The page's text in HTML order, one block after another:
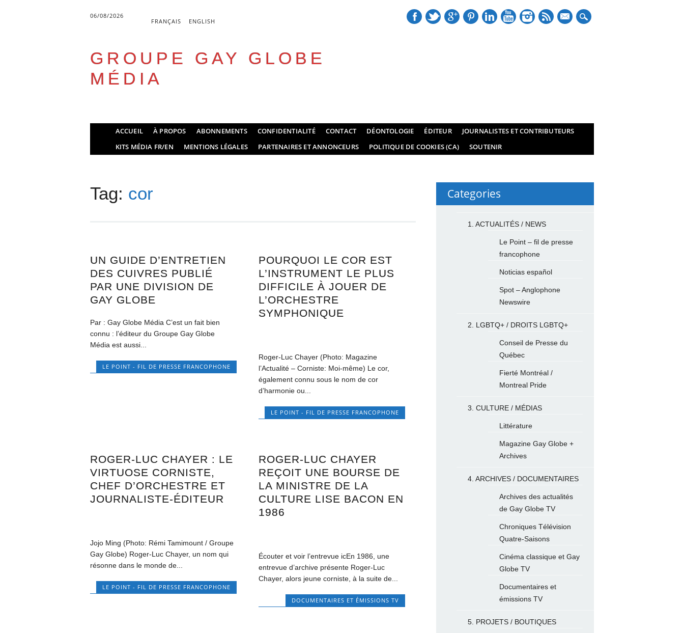
06/08/2026
FRANÇAIS ENGLISH
mail
GROUPE GAY GLOBE
MÉDIA
Main menu
ACCUEIL À PROPOS ABONNEMENTS CONFIDENTIALITÉ CONTACT DÉONTOLOGIE ÉDITEUR
JOURNALISTES ET CONTRIBUTEURS
KITS MÉDIA FR/EN
MENTIONS LÉGALES PARTENAIRES ET ANNONCEURS POLITIQUE DE COOKIES (CA) SOUTENIR
Tag: cor
UN GUIDE D’ENTRETIEN
DES CUIVRES PUBLIÉ
PAR UNE DIVISION DE
GAY GLOBE
Par : Gay Globe Média C’est un fait bien
connu : l’éditeur du Groupe Gay Globe
Média est aussi...
LE POINT - FIL DE PRESSE FRANCOPHONE
POURQUOI LE COR EST
L’INSTRUMENT LE PLUS
DIFFICILE À JOUER DE
L’ORCHESTRE
SYMPHONIQUE
Roger-Luc Chayer (Photo: Magazine
l’Actualité – Corniste: Moi-même) Le cor,
également connu sous le nom de cor
d’harmonie ou...
LE POINT - FIL DE PRESSE FRANCOPHONE
ROGER-LUC CHAYER : LE
VIRTUOSE CORNISTE,
CHEF D’ORCHESTRE ET
JOURNALISTE-ÉDITEUR
Jojo Ming (Photo: Rémi Tamimount / Groupe
Gay Globe) Roger-Luc Chayer, un nom qui
résonne dans le monde de...
LE POINT - FIL DE PRESSE FRANCOPHONE
ROGER-LUC CHAYER
REÇOIT UNE BOURSE DE
LA MINISTRE DE LA
CULTURE LISE BACON EN
1986
Écouter et voir l’entrevue icEn 1986, une
entrevue d’archive présente Roger-Luc
Chayer, alors jeune corniste, à la suite de...
DOCUMENTAIRES ET ÉMISSIONS TV
Categories
1. ACTUALITÉS / NEWS
Le Point – fil de presse
francophone
Noticias español
Spot – Anglophone
Newswire
2. LGBTQ+ / DROITS LGBTQ+
Conseil de Presse du
Québec
Fierté Montréal /
Montreal Pride
3. CULTURE / MÉDIAS
Littérature
Magazine Gay Globe +
Archives
4. ARCHIVES / DOCUMENTAIRES
Archives des actualités
de Gay Globe TV
Chroniques Télévision
Quatre-Saisons
Cinéma classique et Gay
Globe TV
Documentaires et
émissions TV
5. PROJETS / BOUTIQUES